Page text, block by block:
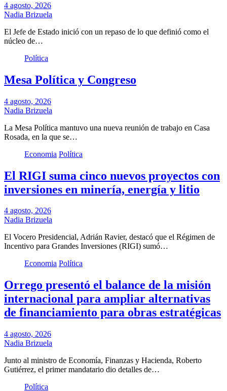
4 agosto, 2026
Nadia Brizuela
El Jefe de Estado inició con un repaso de lo que definió como el
núcleo de…
Política
Mesa Política y Congreso
4 agosto, 2026
Nadia Brizuela
La Mesa Política mantuvo una nueva reunión de trabajo en Casa
Rosada, en la que se…
Economia Política
El RIGI suma cinco nuevos proyectos con
inversiones en minería, energía y litio
4 agosto, 2026
Nadia Brizuela
El Vocero Presidencial, Adrián Ravier, destacó que el Régimen de
Incentivo para Grandes Inversiones (RIGI) sumó…
Economia Política
Orrego presentó el balance de la misión
internacional para ampliar alternativas
de financiamiento para obras estratégicas
4 agosto, 2026
Nadia Brizuela
Junto al ministro de Economía, Finanzas y Hacienda, Roberto
Gutiérrez, el primer mandatario dio detalles de…
Política